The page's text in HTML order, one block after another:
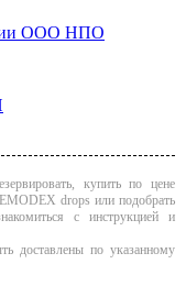
ООО НПО
купить по цене
drops или подобрать
с инструкцией и
доставлены по указанному